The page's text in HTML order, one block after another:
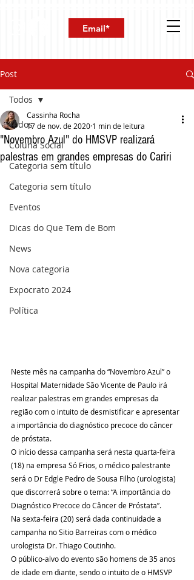
Post
Todos
Coluna Social
Categoria sem título
Categoria sem título
Eventos
Dicas do Que Tem de Bom
News
Nova categoria
Expocrato 2024
Política
Todos
"Novembro Azul" do HMSVP realizará
palestras em grandes empresas do Cariri
Cassinha Rocha
17 de nov. de 2020 1 min de leitura
Neste mês na campanha do “Novembro Azul” o
Hospital Maternidade São Vicente de Paulo irá
realizar palestras em grandes empresas da
região com o intuito de desmistificar e apresentar
a importância do diagnóstico precoce do câncer
de próstata.
O início dessa campanha será nesta quarta-feira
(18) na empresa Só Frios, o médico palestrante
será o Dr Edgle Pedro de Sousa Filho (urologista)
que discorrerá sobre o tema: “A importância do
Diagnóstico Precoce do Câncer de Próstata”.
Na sexta-feira (20) será dada continuidade a
campanha no Sitio Barreiras com o médico
urologista Dr. Thiago Coutinho.
O público-alvo do evento são homens de 35 anos
de idade em diante, sendo o intuito de o HMSVP